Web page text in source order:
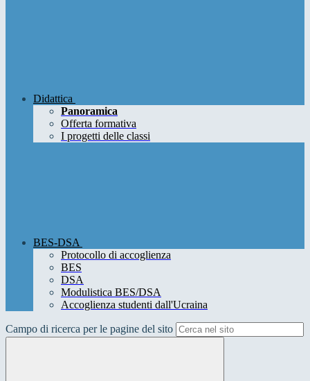
Didattica
Panoramica
Offerta formativa
I progetti delle classi
BES-DSA
Protocollo di accoglienza
BES
DSA
Modulistica BES/DSA
Accoglienza studenti dall'Ucraina
Campo di ricerca per le pagine del sito